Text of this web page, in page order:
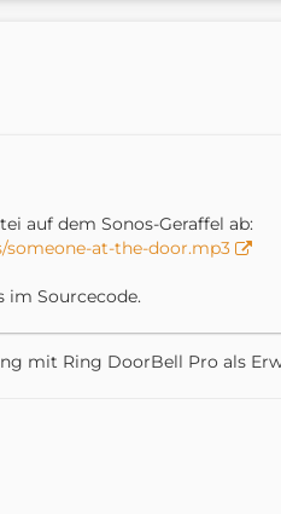
auf dem Sonos-Geraffel ab:
at-the-door.mp3
im Sourcecode.
mit Ring DoorBell Pro als